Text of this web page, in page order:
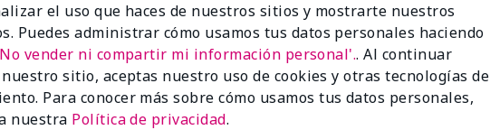
el uso que haces de nuestros sitios y mostrarte nuestros
Puedes administrar cómo usamos tus datos personales haciendo
vender ni compartir mi información personal'.. Al continuar
sitio, aceptas nuestro uso de cookies y otras tecnologías de
Para conocer más sobre cómo usamos tus datos personales,
nuestra Política de privacidad.